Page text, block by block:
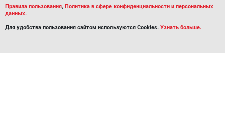
Правила пользования, Политика в сфере конфиденциальности и персональных
данных.
Для удобства пользования сайтом используются Cookies. Узнать больше.